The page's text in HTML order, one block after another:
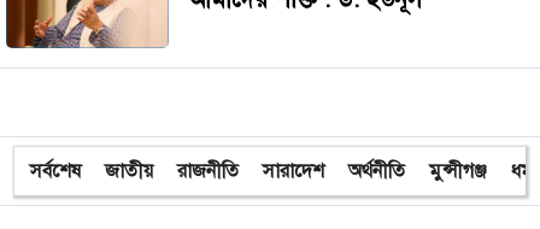
সর্বশেষ জাতীয় রাজনীতি সারাদেশ অর্থনীতি মুন্সীগঞ্জ ধর্ম